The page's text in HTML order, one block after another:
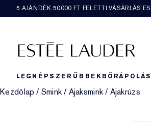
5 AJÁNDÉK 50000​ FT FELETTI VÁSÁRLÁS
LEGNÉPSZERŰBBEK
Kezdőlap / Smink / Ajaksmink / Ajakrúzs